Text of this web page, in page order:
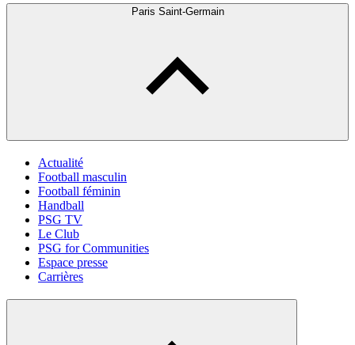
Paris Saint-Germain
Actualité
Football masculin
Football féminin
Handball
PSG TV
Le Club
PSG for Communities
Espace presse
Carrières